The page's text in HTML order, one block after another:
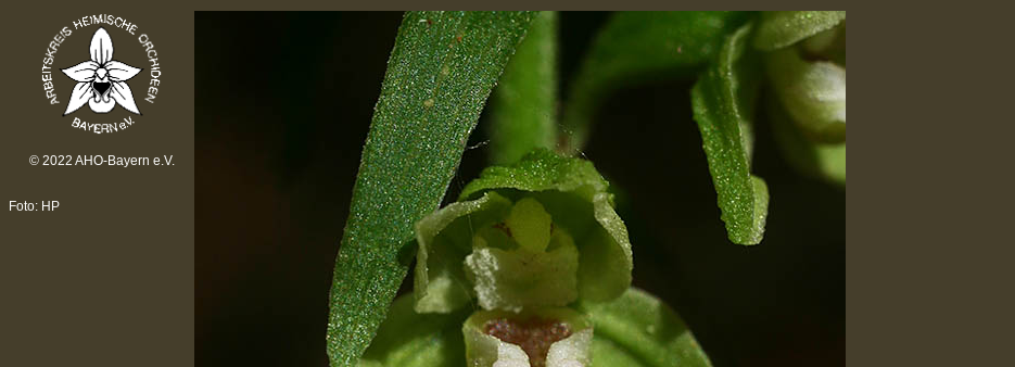
© 2022 AHO-Bayern e.V.
Foto: HP